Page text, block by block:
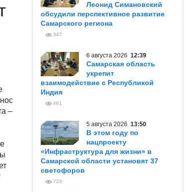
–
Леонид Симановский
обсудили перспективное развитие
Самарского региона
347
6 августа 2026 12:39
Самарская область
укрепит
взаимодействие с Республикой
Индия
461
5 августа 2026 13:50
В этом году по
нацпроекту
«Инфраструктура для жизни» в
Самарской области установят 37
светофоров
723